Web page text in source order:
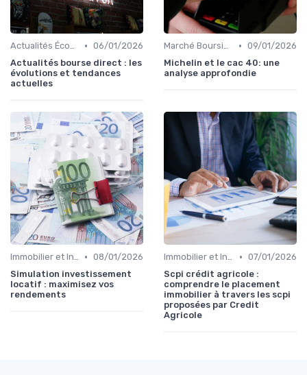
Actualités Économiques Mondiales • 06/01/2026
Actualités bourse direct : les
évolutions et tendances
actuelles
Marché Boursier et Fonds d'Investissement • 09/01/2026
Michelin et le cac 40: une
analyse approfondie
Immobilier et Investissements Locatifs • 08/01/2026
Simulation investissement
locatif : maximisez vos
rendements
Immobilier et Investissements Locatifs • 07/01/2026
Scpi crédit agricole :
comprendre le placement
immobilier à travers les scpi
proposées par Credit
Agricole